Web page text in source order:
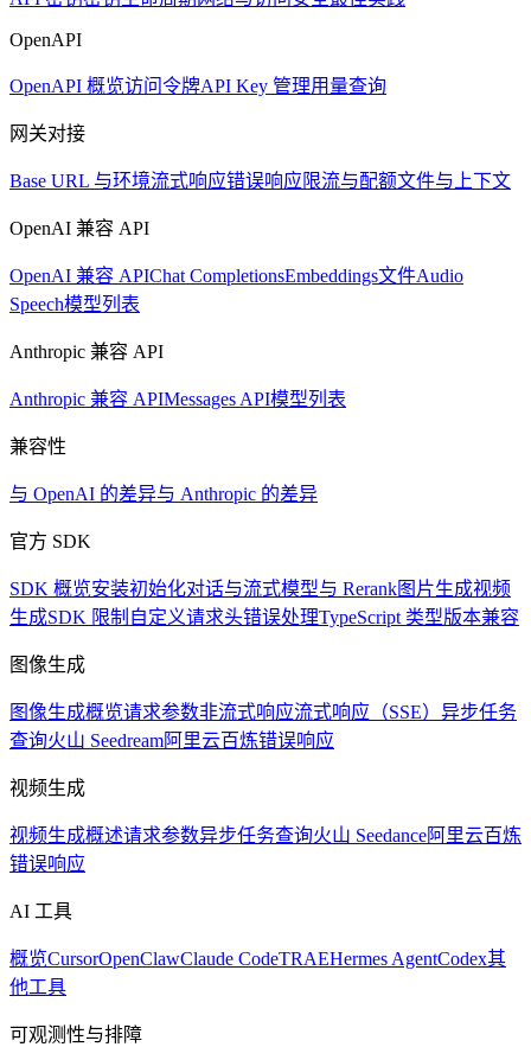
OpenAPI
OpenAPI 概览访问令牌API Key 管理用量查询
网关对接
Base URL 与环境流式响应错误响应 限流与配额文件与上下文
OpenAI 兼容 API
OpenAI 兼容 APIChat CompletionsEmbeddings文件Audio
Speech模型列表
Anthropic 兼容 API
Anthropic 兼容 APIMessages API模型列表
兼容性
与 OpenAI 的差异与 Anthropic 的差异
官方 SDK
SDK 概览安装初始化对话与流式模型与 Rerank图片生成视频
生成SDK 限制 自定义请求头错误处理TypeScript 类型版本兼容
图像生成
图像生成概览请求参数非流式响应流式响应（SSE） 异步任务
查询火山 Seedream阿里云百炼错误响应
视频生成
视频生成概述请求参数异步任务查询火山 Seedance阿里云百炼
错误响应
AI 工具
概览CursorOpenClawClaude CodeTRAEHermes AgentCodex其
他工具
可观测性与排障